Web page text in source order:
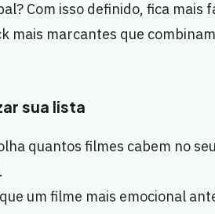
Com isso definido, fica mais
mais marcantes que
sua lista
quantos filmes cabem no
um filme mais emocional